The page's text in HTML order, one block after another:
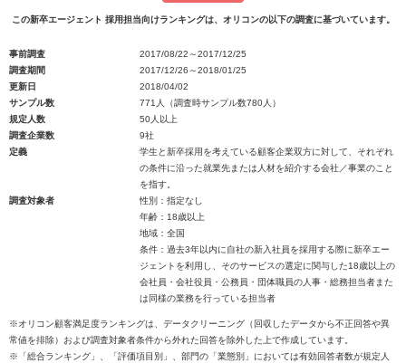
この新卒エージェント 採用担当向けランキングは、オリコンの以下の調査に基づいています。
事前調査
2017/08/22～2017/12/25
調査期間
2017/12/26～2018/01/25
更新日
2018/04/02
サンプル数
771人（調査時サンプル数780人）
規定人数
50人以上
調査企業数
9社
定義
学生と新卒採用を考えている顧客企業双方に対して、それぞれ
の条件に沿った就業先または人材を紹介する会社／事業のこと
を指す。
調査対象者
性別：指定なし
年齢：18歳以上
地域：全国
条件：過去3年以内に自社の新入社員を採用する際に新卒エー
ジェントを利用し、そのサービスの選定に関与した18歳以上の
会社員・会社役員・公務員・団体職員の人事・総務担当者また
は同様の業務を行っている担当者
※オリコン顧客満足度ランキングは、データクリーニング（回収したデータから不正回答や異
常値を排除）および調査対象者条件から外れた回答を除外した上で作成しています。
※「総合ランキング」、「評価項目別」、部門の「業態別」においては有効回答者数が規定人